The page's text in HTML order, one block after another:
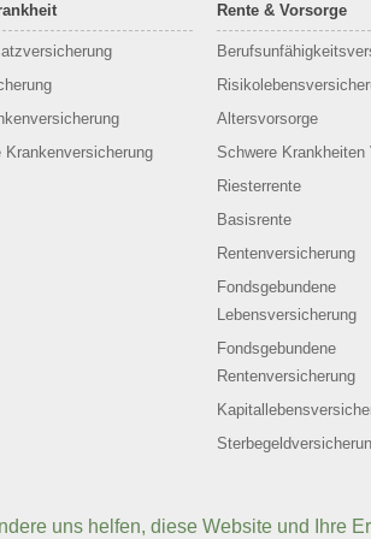
Rente & Vorsorge
Altersvorsorge
Schwere Krankheiten
Riesterrente
Basisrente
Rentenversicherung
Fondsgebundene
Lebensversicherung
Fondsgebundene
Rentenversicherung
uns helfen, diese Website und Ihre